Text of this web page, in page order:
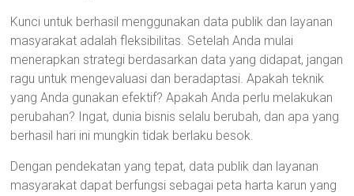
Kunci untuk berhasil menggunakan data publik dan layanan
masyarakat adalah fleksibilitas. Setelah Anda mulai
menerapkan strategi berdasarkan data yang didapat, jangan
ragu untuk mengevaluasi dan beradaptasi. Apakah teknik
yang Anda gunakan efektif? Apakah Anda perlu melakukan
perubahan? Ingat, dunia bisnis selalu berubah, dan apa yang
berhasil hari ini mungkin tidak berlaku besok.
Dengan pendekatan yang tepat, data publik dan layanan
masyarakat dapat berfungsi sebagai peta harta karun yang